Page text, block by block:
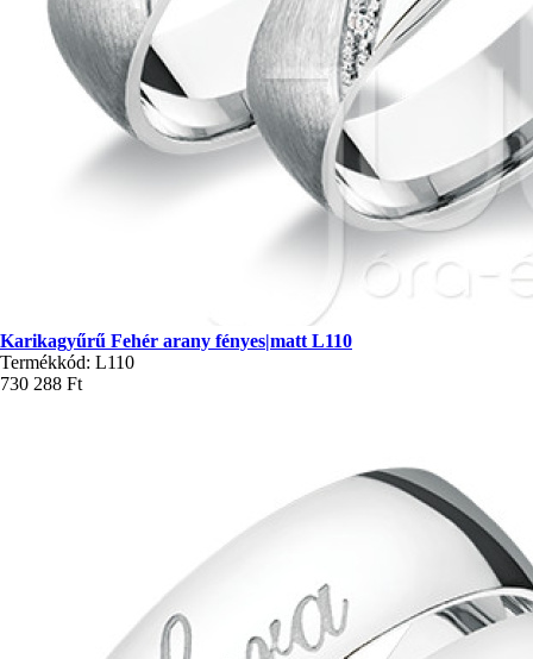
Karikagyűrű Fehér arany fényes|matt L110
Termékkód: L110
730 288 Ft